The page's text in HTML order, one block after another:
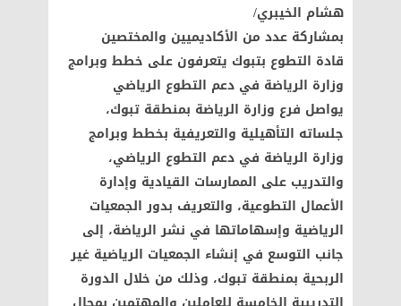
هشام الخيبري/
بمشاركة عدد من الأكاديميين والمختصين
قادة التطوع بتبوك يتعرفون على خطط وبرامج
وزارة الرياضة في دعم التطوع الرياضي
يواصل فرع وزارة الرياضة بمنطقة تبوك،
جلساته التأهيلية والتعريفية بخطط وبرامج
وزارة الرياضة في دعم التطوع الرياضي،
والتدريب على الممارسات القيادية وإدارة
الأعمال التطوعية، والتعريف بدور الجمعيات
الرياضية وإسهاماتها في نشر الرياضة، إلى
جانب التوسع في إنشاء الجمعيات الرياضية غير
الربحية بمنطقة تبوك، وذلك من خلال الدورة